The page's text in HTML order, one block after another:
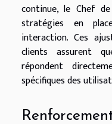
continue, le Chef
stratégies en
interaction. Ces
clients assurent
répondent
spécifiques des